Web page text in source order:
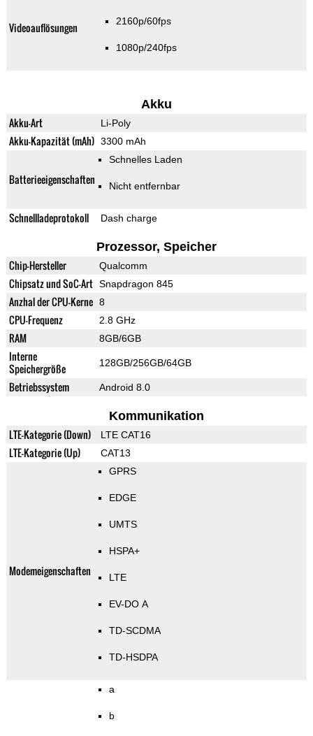
Videoauflösungen 2160p/60fps
1080p/240fps
Akku
Akku-Art Li-Poly
Akku-Kapazität (mAh) 3300 mAh
Batterieeigenschaften
Schnelles Laden
Nicht entfernbar
Schnellladeprotokoll Dash charge
Prozessor, Speicher
Chip-Hersteller Qualcomm
Chipsatz und SoC-Art Snapdragon 845
Anzhal der CPU-Kerne 8
CPU-Frequenz 2.8 GHz
RAM 8GB/6GB
Interne
Speichergröße
128GB/256GB/64GB
Betriebssystem Android 8.0
Kommunikation
LTE-Kategorie (Down) LTE CAT16
LTE-Kategorie (Up) CAT13
Modemeigenschaften
GPRS
EDGE
UMTS
HSPA+
LTE
EV-DO A
TD-SCDMA
TD-HSDPA
a
b